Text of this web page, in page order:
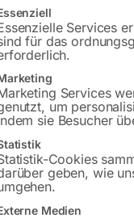
eine Liste der
Services
für das
Services
um
sie Besucher
Cookies
geben, wie
Medien